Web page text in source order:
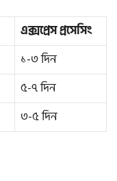
এক্সপ্রেস প্রসেসিং
১-৩ দিন
৫-৭ দিন
৩-৫ দিন